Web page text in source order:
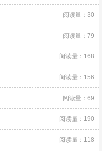
阅读量：30
阅读量：79
阅读量：168
阅读量：156
阅读量：69
阅读量：190
阅读量：118